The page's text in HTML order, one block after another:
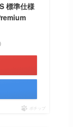
標準仕様
ポチップ